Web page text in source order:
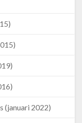
(januari 2022)